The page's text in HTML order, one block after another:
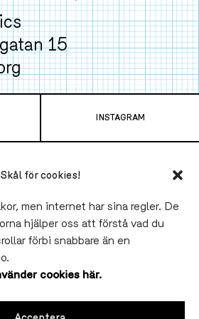
Skål för cookies!
men internet har sina regler. De
hjälper oss att förstå vad du
förbi snabbare än en
cookies här.
INSTAGRAM
SLAKTHUSET BLOCK PARTY
SLAKTHUSET
VÅR STORY
15
Torg. Tar bara 6 minuter.
LUNCH
Sommaruppehåll till 19 augusti.
MIDDAG
Lördagar från 13.00.